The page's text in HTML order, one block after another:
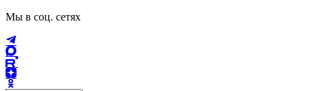
Мы в соц. сетях